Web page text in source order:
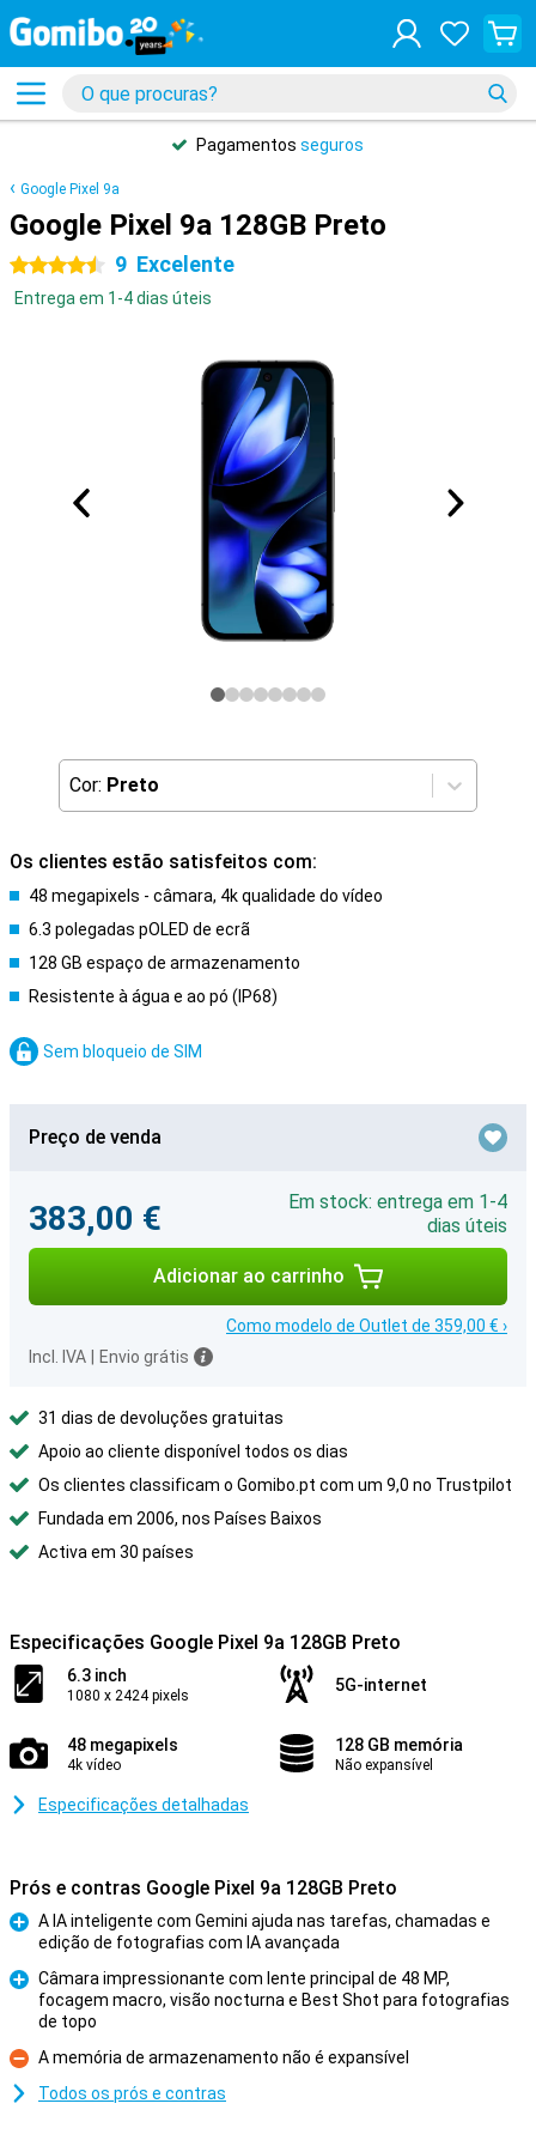
Pagamentos seguros
Google Pixel 9a
Google Pixel 9a 128GB Preto
4.5 estrelas 9 Excelente
Entrega em 1-4 dias úteis
Cor: Preto
Os clientes estão satisfeitos com:
48 megapixels - câmara, 4k qualidade do vídeo
6.3 polegadas pOLED de ecrã
128 GB espaço de armazenamento
Resistente à água e ao pó (IP68)
Sem bloqueio de SIM
Preço de venda
383,00 €
Em stock: entrega em 1-4
dias úteis
Adicionar ao carrinho
Como modelo de Outlet de 359,00 € ›
Incl. IVA
Envio grátis
31 dias de devoluções gratuitas
Apoio ao cliente disponível todos os dias
Os clientes classificam o Gomibo.pt com um 9,0 no Trustpilot
Fundada em 2006, nos Países Baixos
Activa em 30 países
Especificações Google Pixel 9a 128GB Preto
6.3 inch
1080 x 2424 pixels
5G-internet
48 megapixels
4k vídeo
128 GB memória
Não expansível
Especificações detalhadas
Prós e contras Google Pixel 9a 128GB Preto
Prós
A IA inteligente com Gemini ajuda nas tarefas, chamadas e
edição de fotografias com IA avançada
Prós
Câmara impressionante com lente principal de 48 MP,
focagem macro, visão nocturna e Best Shot para fotografias
de topo
Contras
A memória de armazenamento não é expansível
Todos os prós e contras